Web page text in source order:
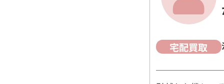
宅配買取